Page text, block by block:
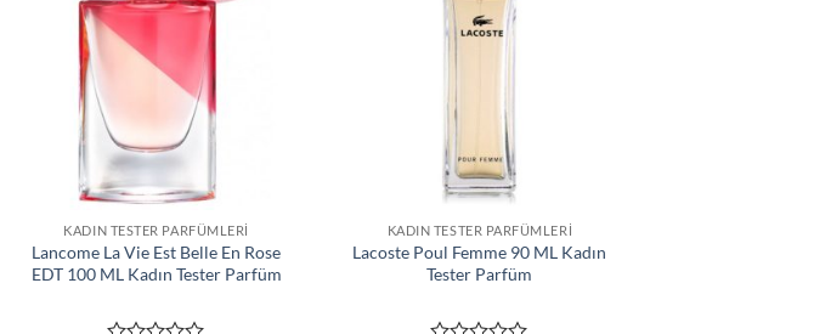
KADIN TESTER PARFÜMLERI
Lancome La Vie Est Belle En Rose
EDT 100 ML Kadın Tester Parfüm
KADIN TESTER PARFÜMLERI
Lacoste Poul Femme 90 ML Kadın
Tester Parfüm